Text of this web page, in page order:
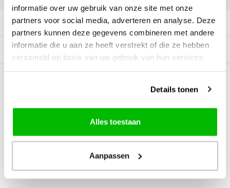
informatie over uw gebruik van onze site met onze
partners voor social media, adverteren en analyse. Deze
partners kunnen deze gegevens combineren met andere
informatie die u aan ze heeft verstrekt of die ze hebben
verzameld op basis van uw gebruik van hun services.
Details tonen
Alles toestaan
Aanpassen
Productomschrijving
Gerelateerde producten
0Reviews